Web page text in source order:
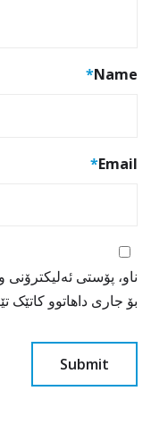
Name
*
Email
*
ناو، پۆستی
بۆ جاری داهاتوو کاتێک